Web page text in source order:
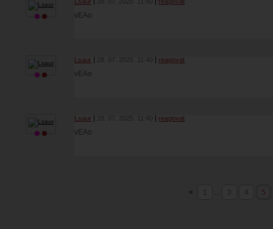
vEAo
Lsaur 28. 07. 2025 11:40 reagovat
vEAo
Lsaur 28. 07. 2025 11:40 reagovat
vEAo
« 1 ... 3 4 5